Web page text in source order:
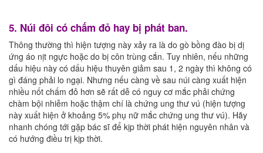
5. Núi đôi có chấm đỏ hay bị phát ban.
Thông thường thì hiện tượng này xảy ra là do gò bồng đào bị dị
ứng áo nịt ngực hoặc do bị côn trùng cắn. Tuy nhiên, nếu những
dấu hiệu này có dấu hiệu thuyên giảm sau 1, 2 ngày thì không có
gì đáng phải lo ngại. Nhưng nếu càng về sau núi càng xuất hiện
nhiều nốt chấm đỏ hơn sẽ rất dễ có nguy cơ mắc phải chứng
chàm bội nhiễm hoặc thậm chí là chứng ung thư vú (hiện tượng
này xuất hiện ở khoảng 5% phụ nữ mắc chứng ung thư vú). Hãy
nhanh chóng tới gặp bác sĩ để kịp thời phát hiện nguyên nhân và
có hướng điều trị kịp thời.